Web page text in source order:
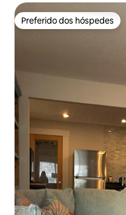
Preferido dos hóspedes
Preferido dos hóspedes